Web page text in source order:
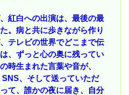
紅白への出演は、最後の最
。病と共に歩きながら作り
テレビの世界でどこまで伝
、ずっと心の奥に残ってい
時生まれた言葉や音が、
、そして送っていただ
て、誰かの夜に届き、自分